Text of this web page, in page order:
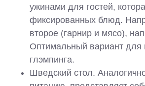
ужинами для гостей,
фиксированных блюд.
второе (гарнир и мясо),
Оптимальный вариант для
глэмпинга.
Шведский стол.